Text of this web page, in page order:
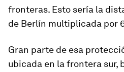
fronteras. Esto sería la
de Berlín multiplicada por
Gran parte de esa
ubicada en la frontera sur,